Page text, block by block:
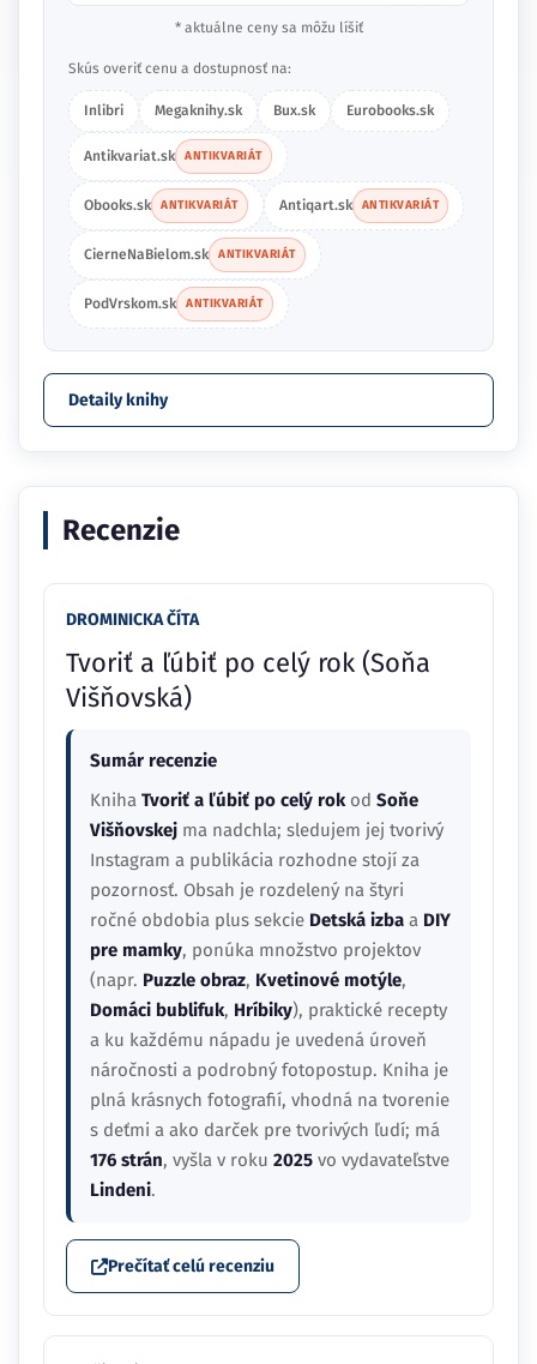
* aktuálne ceny sa môžu líšiť
Skús overiť cenu a dostupnosť na:
Inlibri Megaknihy.sk Bux.sk Eurobooks.sk
Antikvariat.sk ANTIKVARIÁT
Obooks.sk ANTIKVARIÁT Antiqart.sk ANTIKVARIÁT
CierneNaBielom.sk ANTIKVARIÁT
PodVrskom.sk ANTIKVARIÁT
Detaily knihy
Recenzie
DROMINICKA ČÍTA
Tvoriť a ľúbiť po celý rok (Soňa
Višňovská)
Sumár recenzie
Kniha Tvoriť a ľúbiť po celý rokod Soňe
Višňovskej ma nadchla; sledujem jej tvorivý
Instagram a publikácia rozhodne stojí za
pozornosť. Obsah je rozdelený na štyri
ročné obdobia plus sekcie Detská izba a DIY
pre mamky, ponúka množstvo projektov
(napr. Puzzle obraz, Kvetinové motýle,
Domáci bublifuk, Hríbiky), praktické recepty
a ku každému nápadu je uvedená úroveň
náročnosti a podrobný fotopostup. Kniha je
plná krásnych fotografií, vhodná na tvorenie
s deťmi a ako darček pre tvorivých ľudí; má
176 strán, vyšla v roku 2025 vo vydavateľstve
Lindeni.
Prečítať celú recenziu